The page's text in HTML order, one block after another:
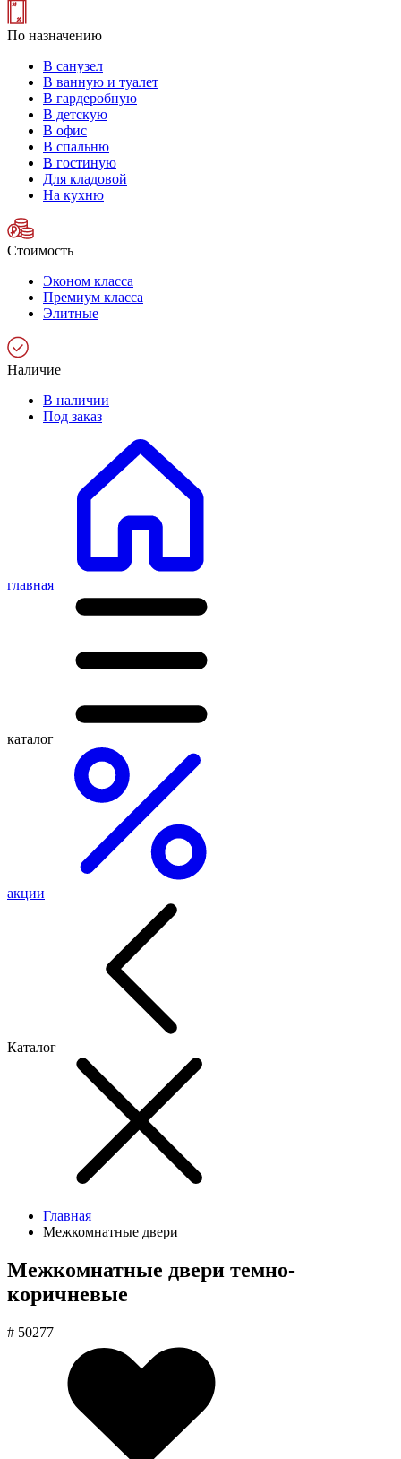
По назначению
В санузел
В ванную и туалет
В гардеробную
В детскую
В офис
В спальню
В гостиную
Для кладовой
На кухню
Стоимость
Эконом класса
Премиум класса
Элитные
Наличие
В наличии
Под заказ
главная
каталог
акции
Каталог
Главная
Межкомнатные двери
Межкомнатные двери темно-
коричневые
# 50277